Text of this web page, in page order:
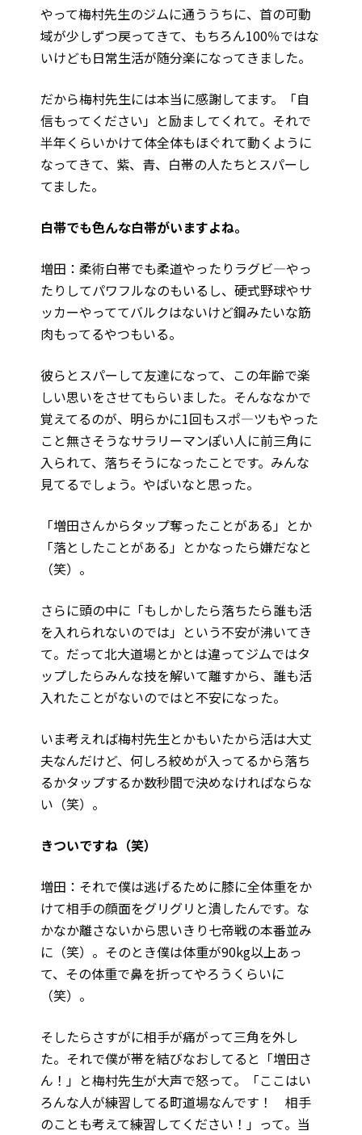
やって梅村先生のジムに通ううちに、首の可動
域が少しずつ戻ってきて、もちろん100％ではな
いけども日常生活が随分楽になってきました。
だから梅村先生には本当に感謝してます。「自
信もってください」と励ましてくれて。それで
半年くらいかけて体全体もほぐれて動くように
なってきて、紫、青、白帯の人たちとスパーし
てました。
――白帯でも色んな白帯がいますよね。
増田：柔術白帯でも柔道やったりラグビ—やっ
たりしてパワフルなのもいるし、硬式野球やサ
ッカーやっててバルクはないけど鋼みたいな筋
肉もってるやつもいる。
彼らとスパーして友達になって、この年齢で楽
しい思いをさせてもらいました。そんななかで
覚えてるのが、明らかに1回もスポ—ツもやった
こと無さそうなサラリーマンぽい人に前三角に
入られて、落ちそうになったことです。みんな
見てるでしょう。やばいなと思った。
「増田さんからタップ奪ったことがある」とか
「落としたことがある」とかなったら嫌だなと
（笑）。
さらに頭の中に「もしかしたら落ちたら誰も活
を入れられないのでは」という不安が沸いてき
て。だって北大道場とかとは違ってジムではタ
ップしたらみんな技を解いて離すから、誰も活
入れたことがないのではと不安になった。
いま考えれば梅村先生とかもいたから活は大丈
夫なんだけど、何しろ絞めが入ってるから落ち
るかタップするか数秒間で決めなければならな
い（笑）。
――きついですね（笑）
増田：それで僕は逃げるために膝に全体重をか
けて相手の顔面をグリグリと潰したんです。な
かなか離さないから思いきり七帝戦の本番並み
に（笑）。そのとき僕は体重が90kg以上あっ
て、その体重で鼻を折ってやろうくらいに
（笑）。
そしたらさすがに相手が痛がって三角を外し
た。それで僕が帯を結びなおしてると「増田さ
ん！」と梅村先生が大声で怒って。「ここはい
ろんな人が練習してる町道場なんです！ 相手
のことも考えて練習してください！」って。当